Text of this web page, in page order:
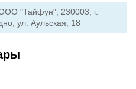
"Тайфун", 230003, г.
ул. Аульская, 18